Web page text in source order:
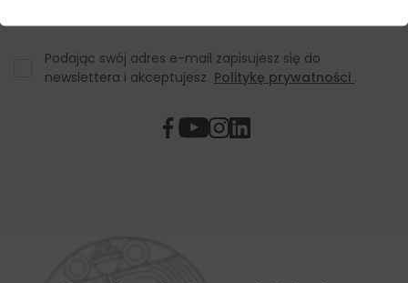
Podając swój adres e-mail zapisujesz się do
newslettera i akceptujesz Politykę prywatności .